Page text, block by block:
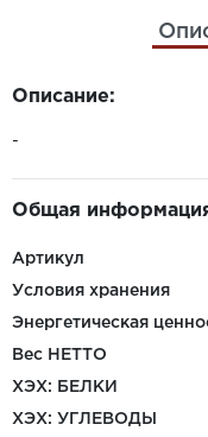
Описание:
-
Общая
Артикул
Условия хранения
Энергетическая
Вес НЕТТО
ХЭХ: БЕЛКИ
ХЭХ: УГЛЕВОДЫ